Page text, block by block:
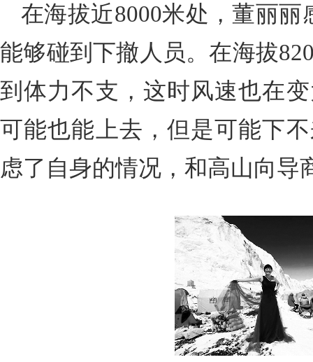
在海拔近8000米处，董丽
能够碰到下撤人员。在海拔
到体力不支，这时风速也在
可能也能上去，但是可能下
虑了自身的情况，和高山向导